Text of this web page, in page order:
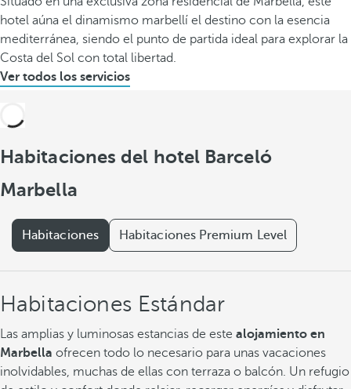
hotel aúna el dinamismo marbellí el destino con la esencia
mediterránea, siendo el punto de partida ideal para explorar la
Costa del Sol con total libertad.
Ver todos los servicios
Habitaciones del hotel Barceló
Marbella
Habitaciones Habitaciones Premium Level
Habitaciones Estándar
Las amplias y luminosas estancias de este alojamiento en
Marbella ofrecen todo lo necesario para unas vacaciones
inolvidables, muchas de ellas con terraza o balcón. Un refugio